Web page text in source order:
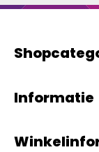
Informatie